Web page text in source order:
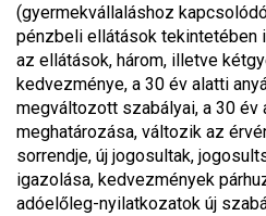
(gyermekvállaláshoz
pénzbeli ellátások tekintetében
az ellátások, három, illetve
kedvezménye, a 30 év alatti
megváltozott szabályai, a 30 év
meghatározása, változik az
sorrendje, új jogosultak,
igazolása, kedvezmények
adóelőleg-nyilatkozatok új